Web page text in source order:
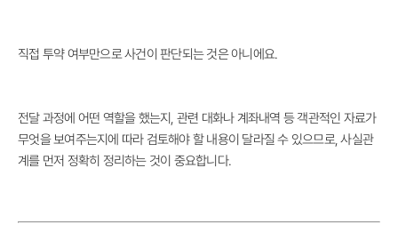
직접 투약 여부만으로 사건이 판단되는 것은 아니에요.
전달 과정에 어떤 역할을 했는지, 관련 대화나 계좌내역 등 객관적인 자료가
무엇을 보여주는지에 따라 검토해야 할 내용이 달라질 수 있으므로, 사실관
계를 먼저 정확히 정리하는 것이 중요합니다.